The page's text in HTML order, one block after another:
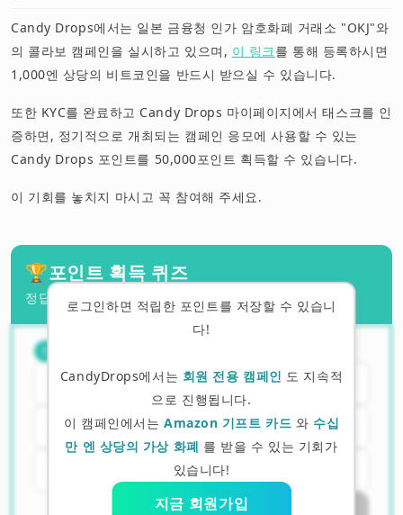
Candy Drops에서는 일본 금융청 인가 암호화폐 거래소 "OKJ"와
의 콜라보 캠페인을 실시하고 있으며, 이 링크를 통해 등록하시면
1,000엔 상당의 비트코인을 반드시 받으실 수 있습니다.
또한 KYC를 완료하고 Candy Drops 마이페이지에서 태스크를 인
증하면, 정기적으로 개최되는 캠페인 응모에 사용할 수 있는
Candy Drops 포인트를 50,000포인트 획득할 수 있습니다.
이 기회를 놓치지 마시고 꼭 참여해 주세요.
로그인하면 적립한 포인트를 저장할 수 있습니
다!
CandyDrops에서는 회원 전용 캠페인 도 지속적
으로 진행됩니다.
이 캠페인에서는 Amazon 기프트 카드 와 수십
만 엔 상당의 가상 화폐 를 받을 수 있는 기회가
있습니다!
지금 회원가입
🏆포인트 획득 퀴즈
정답을 맞추면 포인트를 획득할 수 있습니다!
A. Ethereumを置き換えるため
B. Ethereumの取引を速く・安くするため
C. トークンを新しく作るため